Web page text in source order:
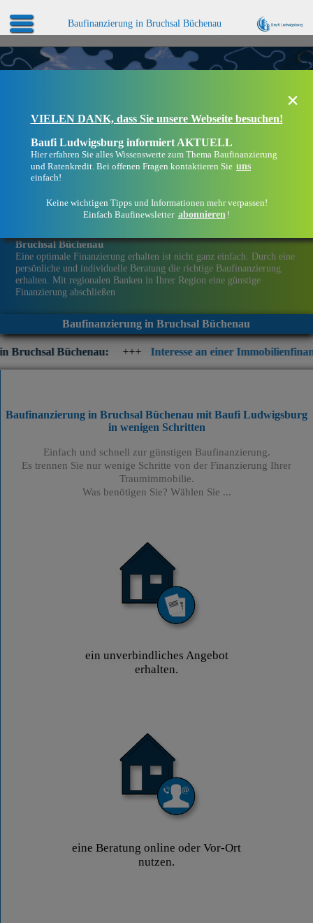
Baufinanzierung in Bruchsal Büchenau
Bruchsal Büchenau
Eine optimale Finanzierung erhalten ist nicht ganz einfach. Durch eine
persönliche und individuelle Beratung die richtige Baufinanzierung
erhalten. Mit regionalen Banken in Ihrer Region eine günstige
Finanzierung abschließen
Baufinanzierung in Bruchsal Büchenau
+++ Interesse an einer Immobilienfinanzierung?
×
VIELEN DANK, dass Sie unsere Webseite besuchen!
Baufi Ludwigsburg informiert AKTUELL
Hier erfahren Sie alles Wissenswerte zum Thema Baufinanzierung
und Ratenkredit. Bei offenen Fragen kontaktieren Sie uns
einfach!
Keine wichtigen Tipps und Informationen mehr verpassen!
Einfach Baufinewsletter abonnieren !
Baufinanzierung in Bruchsal Büchenau mit Baufi Ludwigsburg
in wenigen Schritten
Einfach und schnell zur günstigen Baufinanzierung.
Es trennen Sie nur wenige Schritte von der Finanzierung Ihrer
Traumimmobilie.
Was benötigen Sie? Wählen Sie ...
ein unverbindliches Angebot
erhalten.
eine Beratung online oder Vor-Ort
nutzen.